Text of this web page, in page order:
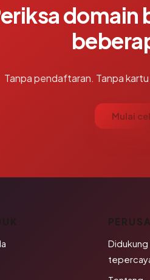
domain
Tanpa pendaftaran. Tanpa
Mulai